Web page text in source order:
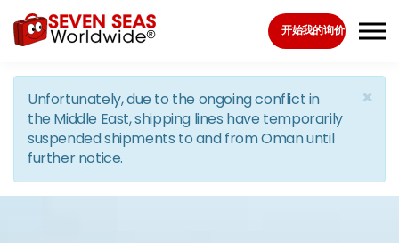
Skip to the content
开始我的询价
×
Unfortunately, due to the ongoing conflict in
the Middle East, shipping lines have temporarily
suspended shipments to and from Oman until
further notice.